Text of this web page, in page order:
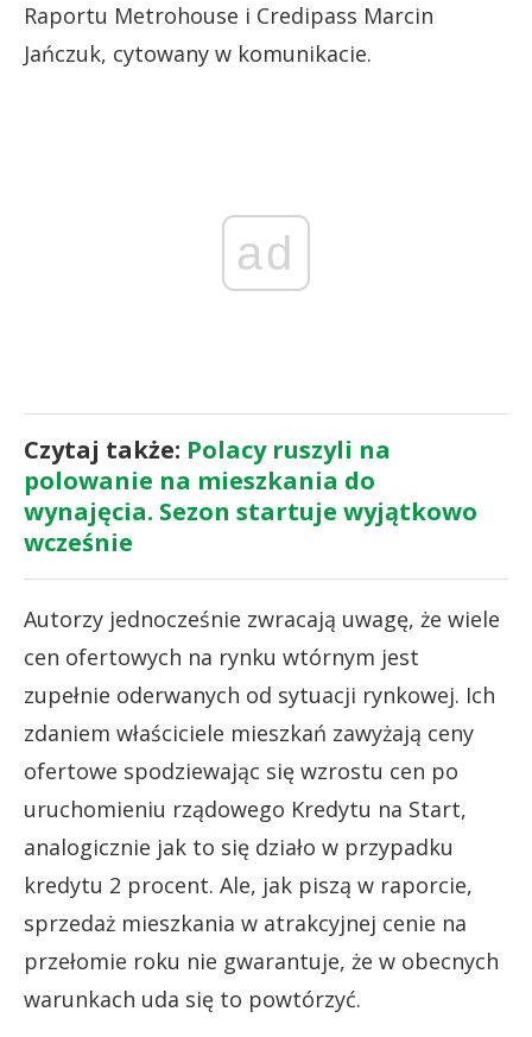
Raportu Metrohouse i Credipass Marcin
Jańczuk, cytowany w komunikacie.
ad
Czytaj także: Polacy ruszyli na
polowanie na mieszkania do
wynajęcia. Sezon startuje wyjątkowo
wcześnie
Autorzy jednocześnie zwracają uwagę, że wiele
cen ofertowych na rynku wtórnym jest
zupełnie oderwanych od sytuacji rynkowej. Ich
zdaniem właściciele mieszkań zawyżają ceny
ofertowe spodziewając się wzrostu cen po
uruchomieniu rządowego Kredytu na Start,
analogicznie jak to się działo w przypadku
kredytu 2 procent. Ale, jak piszą w raporcie,
sprzedaż mieszkania w atrakcyjnej cenie na
przełomie roku nie gwarantuje, że w obecnych
warunkach uda się to powtórzyć.